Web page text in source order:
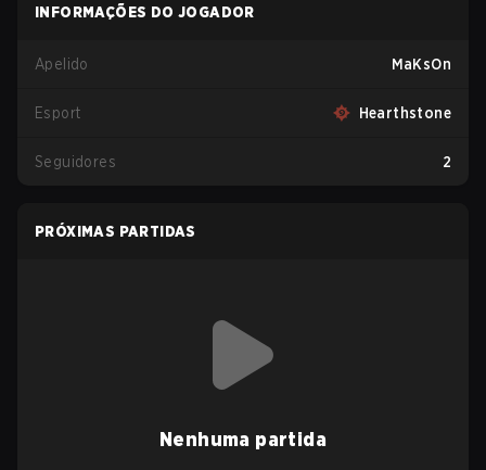
INFORMAÇÕES DO JOGADOR
Apelido MaKsOn
Esport Hearthstone
Seguidores 2
PRÓXIMAS PARTIDAS
Nenhuma partida